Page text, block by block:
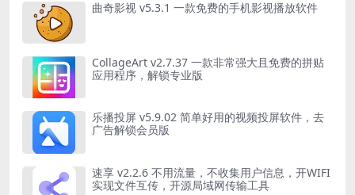
曲奇影视 v5.3.1 一款免费的手机影视播放软件
CollageArt v2.7.37 一款非常强大且免费的拼贴
应用程序，解锁专业版
乐播投屏 v5.9.02 简单好用的视频投屏软件，去
广告解锁会员版
速享 v2.2.6 不用流量，不收集用户信息，开WIFI
实现文件互传，开源局域网传输工具